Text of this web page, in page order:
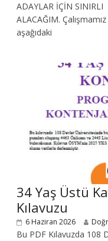
ADAYLAR İÇİN SINIRLI
ALACAĞIM.
aşağıdaki
34 Yaş Üstü
Kılavuzu
6 Haziran 2026
Bu PDF Kılavuzda 108